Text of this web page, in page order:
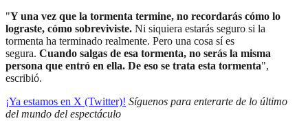
"Y una vez que la tormenta termine, no recordarás cómo lo
lograste, cómo sobreviviste. Ni siquiera estarás seguro si la
tormenta ha terminado realmente. Pero una cosa sí es
segura. Cuando salgas de esa tormenta, no serás la misma
persona que entró en ella. De eso se trata esta tormenta",
escribió.
¡Ya estamos en X (Twitter)! Síguenos para enterarte de lo último
del mundo del espectáculo